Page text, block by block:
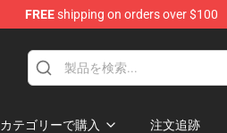
FREEshipping on orders over $100
カテゴリーで購入 注文追跡